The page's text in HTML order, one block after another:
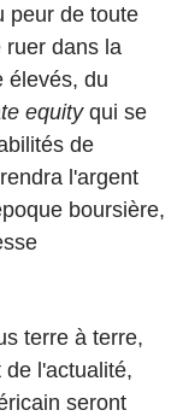
peur de toute
dans la
élevés, du
equityqui se
de
l'argent
boursière,
terre à terre,
l'actualité,
seront